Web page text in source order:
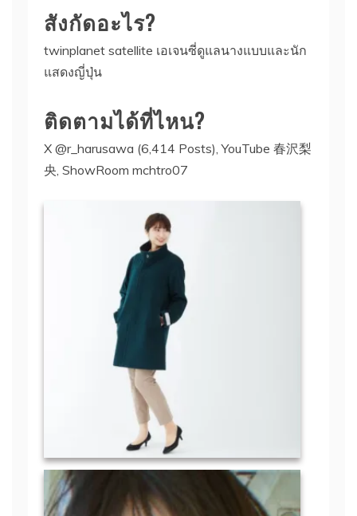
สังกัดอะไร?
twinplanet satellite เอเจนซี่ดูแลนางแบบและนัก
แสดงญี่ปุ่น
ติดตามได้ที่ไหน?
X @r_harusawa (6,414 Posts), YouTube 春沢梨
央, ShowRoom mchtro07